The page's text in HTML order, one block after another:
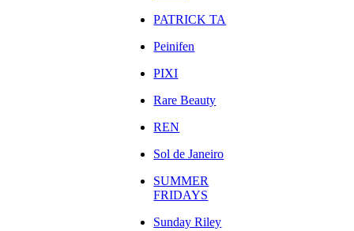
PATRICK TA
Peinifen
PIXI
Rare Beauty
REN
Sol de Janeiro
SUMMER
FRIDAYS
Sunday Riley